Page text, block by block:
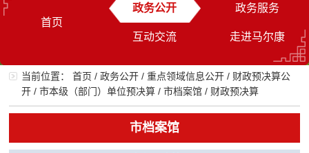
首页
政务公开 政务服务
互动交流 走进马尔康
当前位置：首页 /政务公开 /重点领域信息公开 / 财政预决算公
开 /市本级（部门）单位预决算 /市档案馆 / 财政预决算
市档案馆